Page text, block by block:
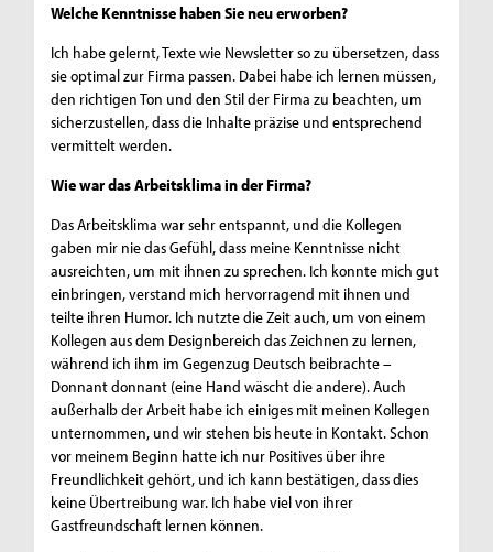
Welche Kenntnisse haben Sie neu erworben?
Ich habe gelernt, Texte wie Newsletter so zu übersetzen, dass
sie optimal zur Firma passen. Dabei habe ich lernen müssen,
den richtigen Ton und den Stil der Firma zu beachten, um
sicherzustellen, dass die Inhalte präzise und entsprechend
vermittelt werden.
Wie war das Arbeitsklima in der Firma?
Das Arbeitsklima war sehr entspannt, und die Kollegen
gaben mir nie das Gefühl, dass meine Kenntnisse nicht
ausreichten, um mit ihnen zu sprechen. Ich konnte mich gut
einbringen, verstand mich hervorragend mit ihnen und
teilte ihren Humor. Ich nutzte die Zeit auch, um von einem
Kollegen aus dem Designbereich das Zeichnen zu lernen,
während ich ihm im Gegenzug Deutsch beibrachte –
Donnant donnant (eine Hand wäscht die andere). Auch
außerhalb der Arbeit habe ich einiges mit meinen Kollegen
unternommen, und wir stehen bis heute in Kontakt. Schon
vor meinem Beginn hatte ich nur Positives über ihre
Freundlichkeit gehört, und ich kann bestätigen, dass dies
keine Übertreibung war. Ich habe viel von ihrer
Gastfreundschaft lernen können.